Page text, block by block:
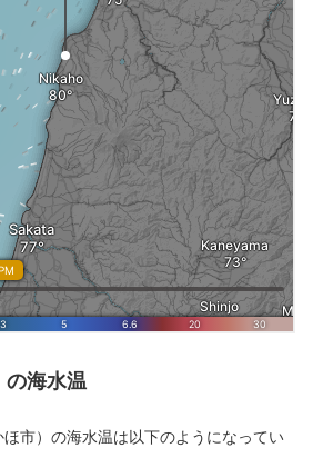
の海水温
市）の海水温は以下のようになってい